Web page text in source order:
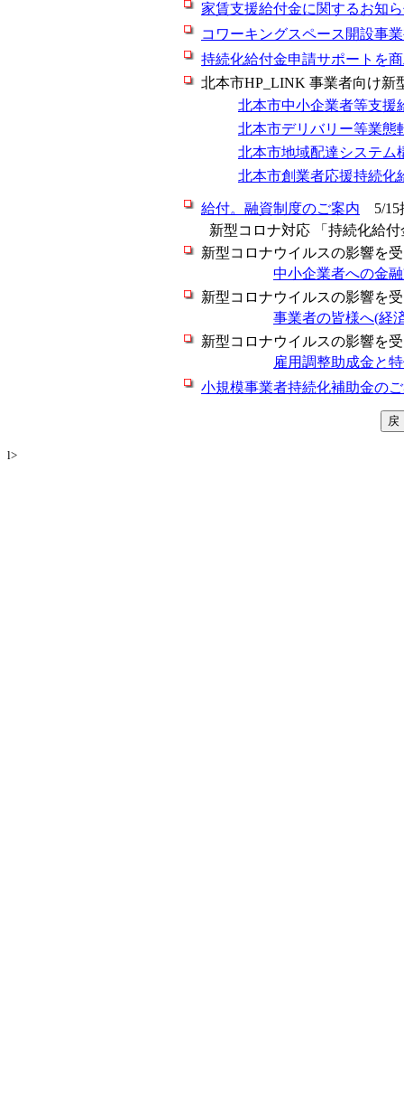
家賃支援給付金に関するお知
コワーキングスペース開設事
持続化給付金申請サポートを
北本市HP_LINK 事業者向け
北本市中小企業者等支援
北本市デリバリー等業態
北本市地域配達システム
北本市創業者応援持続化
給付。融資制度のご案内 5/15
新型コロナ対応 「持続化給付
新型コロナウイルスの影響を
中小企業者への金
新型コロナウイルスの影響を
事業者の皆様へ(経
新型コロナウイルスの影響を
雇用調整助成金と
小規模事業者持続化補助金の
l>